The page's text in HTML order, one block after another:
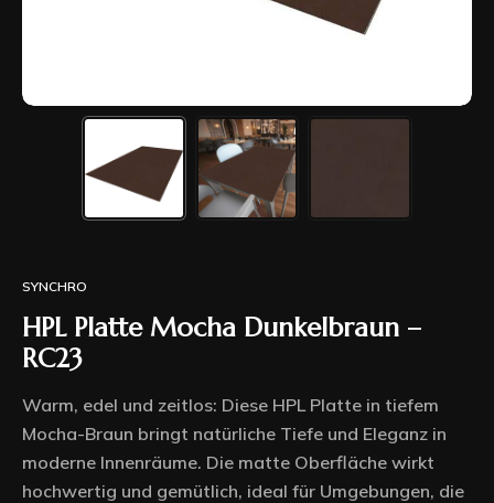
SYNCHRO
HPL Platte Mocha Dunkelbraun –
RC23
Warm, edel und zeitlos: Diese HPL Platte in tiefem
Mocha-Braun bringt natürliche Tiefe und Eleganz in
moderne Innenräume. Die matte Oberfläche wirkt
hochwertig und gemütlich, ideal für Umgebungen, die